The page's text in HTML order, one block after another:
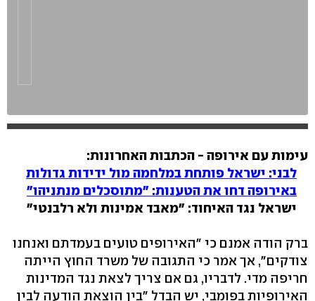
עימות עם אירופה - הכתבות האחרונות:
לבני: ישראל פותחת במלחמה מול ידידות גדולות
באירופה דחו את הטענות: "מתוסכלים מנתניהו"
ישראל נגד האיחוד: "מאבד אמינות ולא רלבנטי"
ברק הודה אמנם כי "האירופים טועים בעמדתם ואנחנו
צודקים", אך אמר כי התגובה של משרד החוץ הייתה
חריפה מדי. לדבריו, גם אם צריך לצאת נגד המדינות
האירופיות בפומבי, יש הבדל "בין הוצאת הודעה לבין